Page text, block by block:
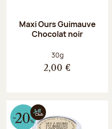
Maxi Ours Guimauve
Chocolat noir
Poids net :
30g
2,00 €